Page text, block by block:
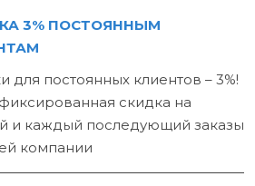
3% ПОСТОЯННЫМ
для постоянных клиентов – 3%!
скидка на
и каждый последующий заказы
компании